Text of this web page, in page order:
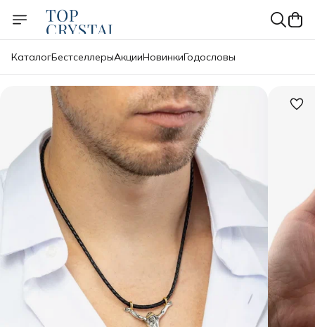
КаталогБестселлерыАкцииНовинкиГодословы